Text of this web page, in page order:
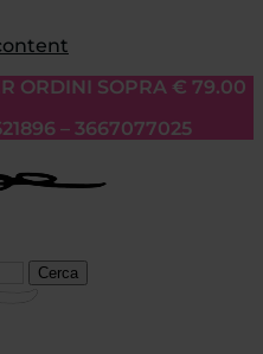
ORDINI SOPRA € 79.00
– 3667077025
Cerca